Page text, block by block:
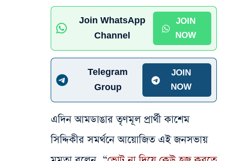
Join WhatsApp
Channel
JOIN
NOW
Telegram
Group
JOIN
NOW
এদিন আমডাঙার তৃণমূল প্রার্থী কাশেম
সিদ্দিকীর সমর্থনে আয়োজিত এই জনসভায়